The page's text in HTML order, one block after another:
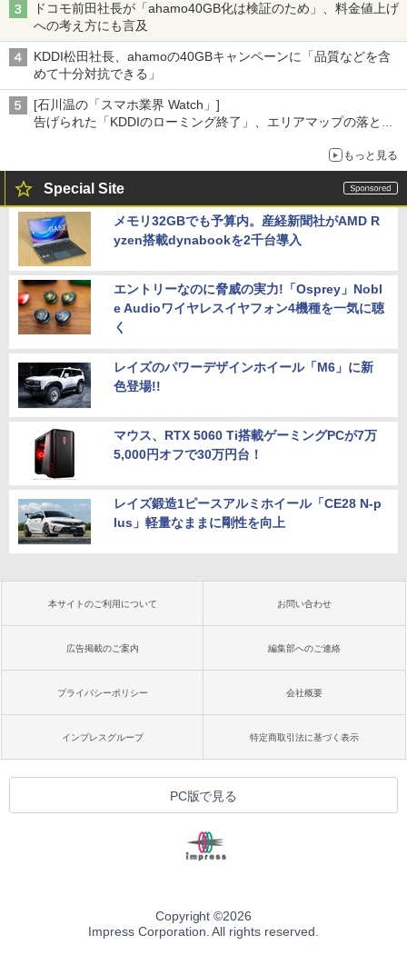
ドコモ前田社長が「ahamo40GB化は検証のため」、料金値上げ
への考え方にも言及
KDDI松田社長、ahamoの40GBキャンペーンに「品質などを含
めて十分対抗できる」
[石川温の「スマホ業界 Watch」]
告げられた「KDDIのローミング終了」、エリアマップの落とし
もっと見る
Special Site
メモリ32GBでも予算内。産経新聞社がAMD R
yzen搭載dynabookを2千台導入
エントリーなのに脅威の実力!「Osprey」Nobl
e Audioワイヤレスイヤフォン4機種を一気に聴
く
レイズのパワーデザインホイール「M6」に新
色登場!!
マウス、RTX 5060 Ti搭載ゲーミングPCが7万
5,000円オフで30万円台！
レイズ鍛造1ピースアルミホイール「CE28 N-p
lus」軽量なままに剛性を向上
本サイトのご利用について お問い合わせ
広告掲載のご案内 編集部へのご連絡
プライバシーポリシー 会社概要
インプレスグループ 特定商取引法に基づく表示
PC版で見る
Copyright ©2026
Impress Corporation. All rights reserved.